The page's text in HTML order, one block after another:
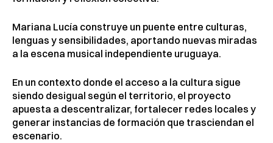
Mariana Lucía construye un puente entre culturas,
lenguas y sensibilidades, aportando nuevas miradas
a la escena musical independiente uruguaya.
En un contexto donde el acceso a la cultura sigue
siendo desigual según el territorio, el proyecto
apuesta a descentralizar, fortalecer redes locales y
generar instancias de formación que trasciendan el
escenario.